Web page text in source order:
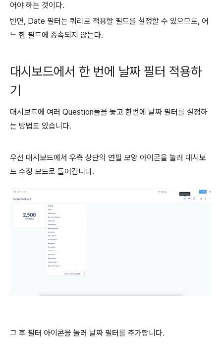
어야 하는 것이다.
반면, Date 필터는 쿼리로 적용할 필드를 설정할 수 있으므로, 어
느 한 필드에 종속되지 않는다.
대시보드에서 한 번에 날짜 필터 적용하
기
대시보드에 여러 Question들을 놓고 한번에 날짜 필터를 설정하
는 방법도 있습니다.
우선 대시보드에서 우측 상단의 연필 모양 아이콘을 눌러 대시보
드 수정 모드로 들어갑니다.
그 후 필터 아이콘을 눌러 날짜 필터를 추가합니다.